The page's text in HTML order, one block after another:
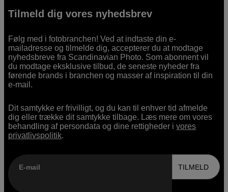
Tilmeld dig vores nyhedsbrev
Følg med i fotobranchen! Ved at indtaste din e-
mailadresse og tilmelde dig, accepterer du at modtage
nyhedsbreve fra Scandinavian Photo. Som abonnent vil
du modtage eksklusive tilbud, de seneste nyheder fra
førende brands i branchen og masser af inspiration til din
e-mail.
Dit samtykke er frivilligt, og du kan til enhver tid afmelde
dig eller trække dit samtykke tilbage. Læs mere om vores
behandling af persondata og dine rettigheder ivores
privatlivspolitik.
E-mail TILMELD